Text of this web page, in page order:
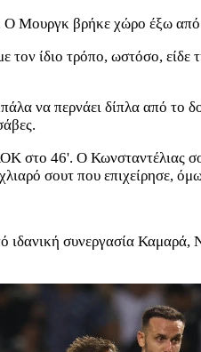
βρήκε χώρο έξω από
ίδιο τρόπο, ωστόσο,
να περνάει δίπλα από το
στο 46'. Ο Κωνσταντέλιας
σουτ που επιχείρησε,
συνεργασία Καμαρά,